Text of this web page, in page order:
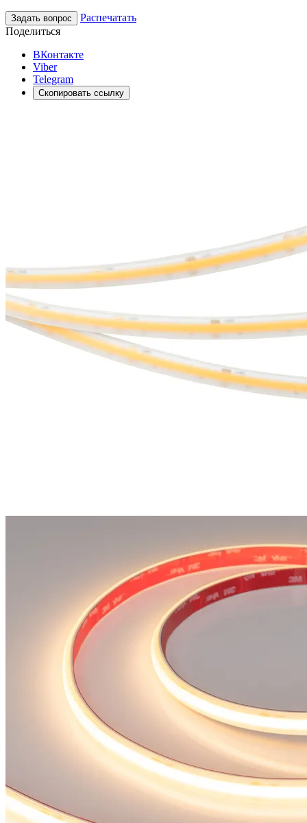
Задать вопрос
Распечатать
Поделиться
ВКонтакте
Viber
Telegram
Скопировать ссылку